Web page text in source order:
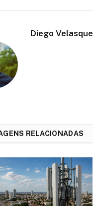
Diego
RELACIONADAS